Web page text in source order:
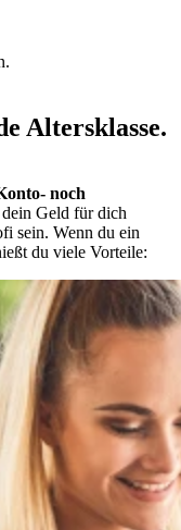
Altersklasse.
noch
Geld für dich
sein. Wenn du ein
du viele Vorteile: